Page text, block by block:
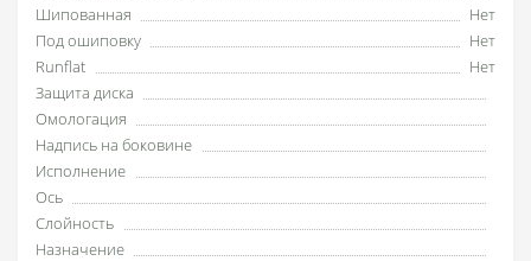
Шипованная
Нет
Под ошиповку
Нет
Runflat
Нет
Защита диска
Омологация
Надпись на боковине
Исполнение
Ось
Слойность
Назначение